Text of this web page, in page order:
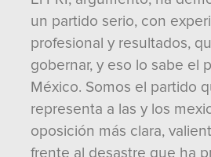
un partido serio, con
profesional y resultados,
gobernar, y eso lo sabe el
México. Somos el partido
representa a las y los
oposición más clara,
frente al desastre que ha